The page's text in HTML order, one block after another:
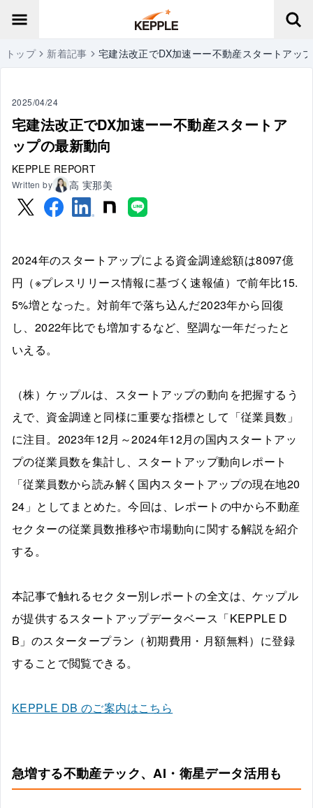
トップ 新着記事 宅建法改正でDX加速ーー不動産スタートアッ
2025/04/24
宅建法改正でDX加速ーー不動産スタートア
ップの最新動向
KEPPLE REPORT
Written by 高 実那美
2024年のスタートアップによる資金調達総額は8097億
円（※プレスリリース情報に基づく速報値）で前年比15.
5%増となった。対前年で落ち込んだ2023年から回復
し、2022年比でも増加するなど、堅調な一年だったと
いえる。
（株）ケップルは、スタートアップの動向を把握するう
えで、資金調達と同様に重要な指標として「従業員数」
に注目。2023年12月～2024年12月の国内スタートアッ
プの従業員数を集計し、スタートアップ動向レポート
「従業員数から読み解く国内スタートアップの現在地20
24」としてまとめた。今回は、レポートの中から不動産
セクターの従業員数推移や市場動向に関する解説を紹介
する。
本記事で触れるセクター別レポートの全文は、ケップル
が提供するスタートアップデータベース「KEPPLE D
B」のスタータープラン（初期費用・月額無料）に登録
することで閲覧できる。
KEPPLE DB のご案内はこちら
急増する不動産テック、AI・衛星データ活用も